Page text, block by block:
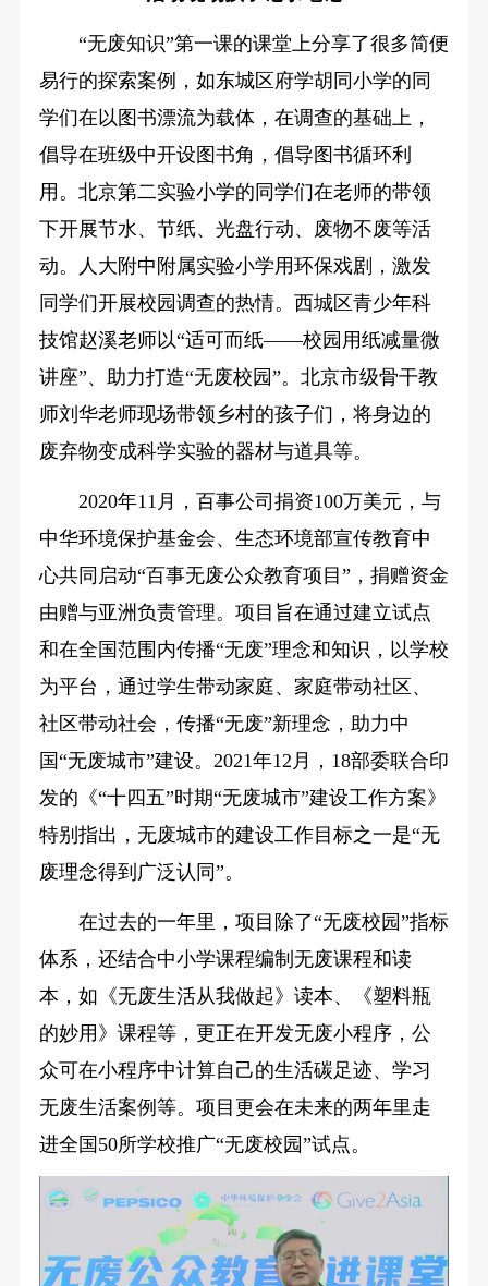
“无废知识”第一课的课堂上分享了很多简便
易行的探索案例，如东城区府学胡同小学的同
学们在以图书漂流为载体，在调查的基础上，
倡导在班级中开设图书角，倡导图书循环利
用。北京第二实验小学的同学们在老师的带领
下开展节水、节纸、光盘行动、废物不废等活
动。人大附中附属实验小学用环保戏剧，激发
同学们开展校园调查的热情。西城区青少年科
技馆赵溪老师以“适可而纸——校园用纸减量微
讲座”、助力打造“无废校园”。北京市级骨干教
师刘华老师现场带领乡村的孩子们，将身边的
废弃物变成科学实验的器材与道具等。
2020年11月，百事公司捐资100万美元，与
中华环境保护基金会、生态环境部宣传教育中
心共同启动“百事无废公众教育项目”，捐赠资金
由赠与亚洲负责管理。项目旨在通过建立试点
和在全国范围内传播“无废”理念和知识，以学校
为平台，通过学生带动家庭、家庭带动社区、
社区带动社会，传播“无废”新理念，助力中
国“无废城市”建设。2021年12月，18部委联合印
发的《“十四五”时期“无废城市”建设工作方案》
特别指出，无废城市的建设工作目标之一是“无
废理念得到广泛认同”。
在过去的一年里，项目除了“无废校园”指标
体系，还结合中小学课程编制无废课程和读
本，如《无废生活从我做起》读本、《塑料瓶
的妙用》课程等，更正在开发无废小程序，公
众可在小程序中计算自己的生活碳足迹、学习
无废生活案例等。项目更会在未来的两年里走
进全国50所学校推广“无废校园”试点。